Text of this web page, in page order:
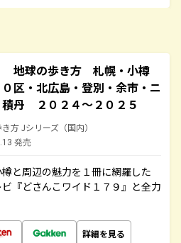
地球の歩き方 札幌・小樽
区・北広島・登別・余市・ニ
積丹 ２０２４～２０２５
方 Jシリーズ（国内）
発売
と周辺の魅力を１冊に網羅した
ビ『どさんこワイド１７９』と全力
詳細を見る